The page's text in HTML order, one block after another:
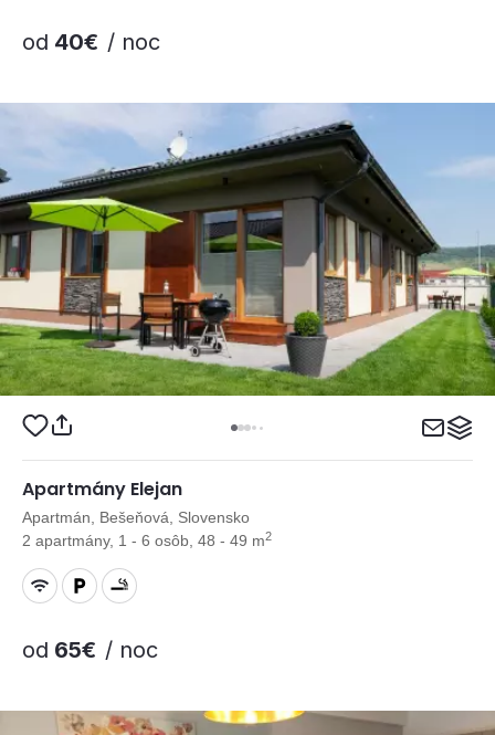
od 40€ / noc
Apartmány Elejan
Apartmán, Bešeňová, Slovensko
2 apartmány, 1 - 6 osôb, 48 - 49 m2
od 65€ / noc